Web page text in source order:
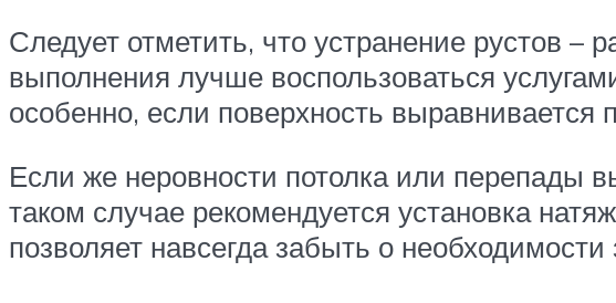
Следует отметить, что устранение рустов –
выполнения лучше воспользоваться
особенно, если поверхность выравнивается
Если же неровности потолка или перепады
таком случае рекомендуется установка
позволяет навсегда забыть о